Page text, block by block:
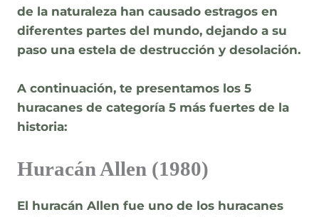
de la naturaleza han causado estragos en
diferentes partes del mundo, dejando a su
paso una estela de destrucción y desolación.
A continuación, te presentamos los 5
huracanes de categoría 5 más fuertes de la
historia:
Huracán Allen (1980)
El huracán Allen fue uno de los huracanes